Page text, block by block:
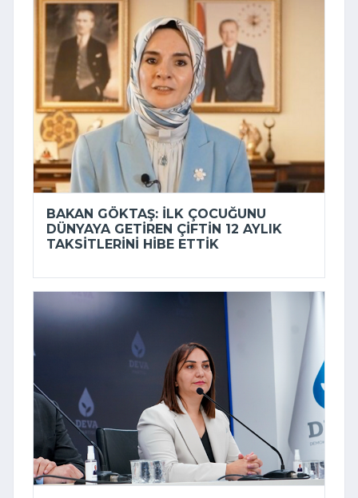
BAKAN GÖKTAŞ: İLK ÇOCUĞUNU
DÜNYAYA GETIREN ÇIFTIN 12 AYLIK
TAKSITLERINI HIBE ETTIK